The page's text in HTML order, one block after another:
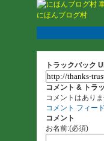
にほんブログ村
トラックバック
コメント & トラ
コメントはありま
コメント フィード
コメント
お名前:(必須)